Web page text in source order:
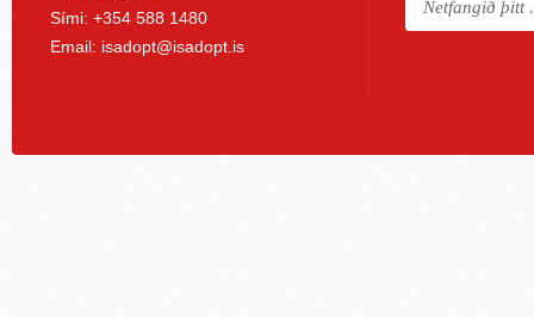
Sími: +354 588 1480
Email: isadopt@isadopt.is